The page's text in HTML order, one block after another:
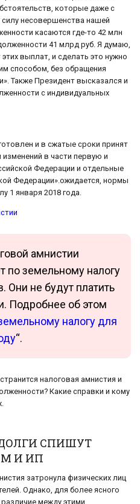
которые даже с
несовершенства нашей
касаются где-то 42 млн
41 млрд руб. Я думаю,
выплат, и сделать это нужно
способом, без обращения
Также Президент высказался и
с индивидуальных
и в сжатые сроки принят
в части первую и
Федерации и отдельные
Федерации».ожидается, нормы
1 января 2018 года.
амнистии
по земельному налогу
Они не будут платить
Подробнее об этом
налогу для
“.
налоговая амнистия и
Какие справки и кому
СПИШУТ
И ИП
затронула физических лиц
Однако, для более ясного
между этими